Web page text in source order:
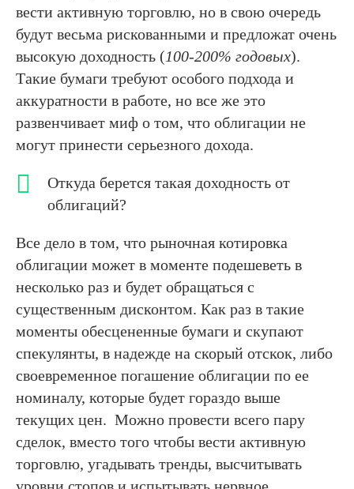
вести активную торговлю, но в свою очередь
будут весьма рискованными и предложат очень
высокую доходность (100-200% годовых).
Такие бумаги требуют особого подхода и
аккуратности в работе, но все же это
развенчивает миф о том, что облигации не
могут принести серьезного дохода.
Откуда берется такая доходность от
облигаций?
Все дело в том, что рыночная котировка
облигации может в моменте подешеветь в
несколько раз и будет обращаться с
существенным дисконтом. Как раз в такие
моменты обесцененные бумаги и скупают
спекулянты, в надежде на скорый отскок, либо
своевременное погашение облигации по ее
номиналу, которые будет гораздо выше
текущих цен. Можно провести всего пару
сделок, вместо того чтобы вести активную
торговлю, угадывать тренды, высчитывать